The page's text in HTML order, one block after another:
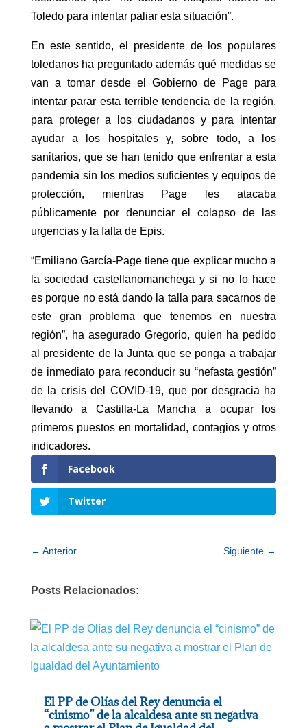
Toledo para intentar paliar esta situación”.
En este sentido, el presidente de los populares
toledanos ha preguntado además qué medidas se
van a tomar desde el Gobierno de Page para
intentar parar esta terrible tendencia de la región,
para proteger a los ciudadanos y para intentar
ayudar a los hospitales y, sobre todo, a los
sanitarios, que se han tenido que enfrentar a esta
pandemia sin los medios suficientes y equipos de
protección, mientras Page les atacaba
públicamente por denunciar el colapso de las
urgencias y la falta de Epis.
“Emiliano García-Page tiene que explicar mucho a
la sociedad castellanomanchega y si no lo hace
es porque no está dando la talla para sacarnos de
este gran problema que tenemos en nuestra
región”, ha asegurado Gregorio, quien ha pedido
al presidente de la Junta que se ponga a trabajar
de inmediato para reconducir su “nefasta gestión”
de la crisis del COVID-19, que por desgracia ha
llevando a Castilla-La Mancha a ocupar los
primeros puestos en mortalidad, contagios y otros
indicadores.
Facebook
Twitter
← Anterior Siguiente →
Posts Relacionados:
El PP de Olías del Rey denuncia el
“cinismo” de la alcaldesa ante su negativa